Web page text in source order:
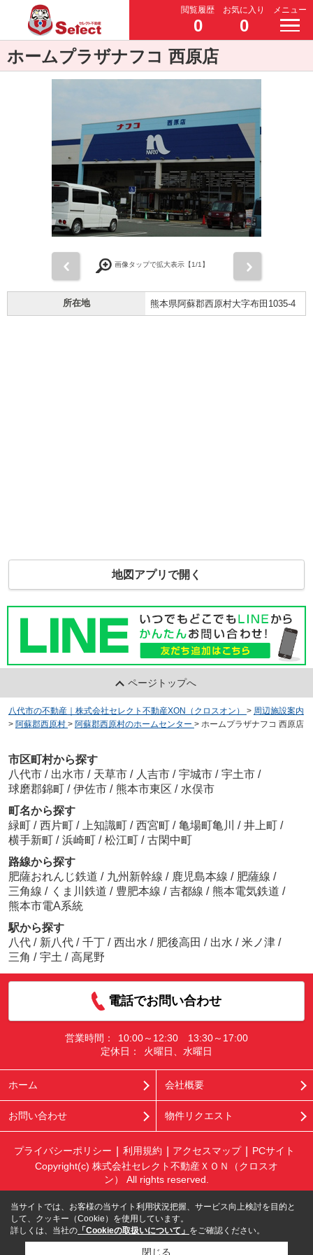
閲覧履歴
0
お気に入り
0
メニュー
ホームプラザナフコ 西原店
画像タップで拡大表示【1/1】
所在地 熊本県阿蘇郡西原村大字布田1035-4
地図アプリで開く
ページトップへ
八代市の不動産｜株式会社セレクト不動産XON（クロスオン） > 周辺施設案内
> 阿蘇郡西原村 > 阿蘇郡西原村のホームセンター > ホームプラザナフコ 西原店
市区町村から探す
八代市 / 出水市 / 天草市 / 人吉市 / 宇城市 / 宇土市 /
球磨郡錦町 / 伊佐市 / 熊本市東区 / 水俣市
町名から探す
緑町 / 西片町 / 上知識町 / 西宮町 / 亀場町亀川 / 井上町 /
横手新町 / 浜崎町 / 松江町 / 古閑中町
路線から探す
肥薩おれんじ鉄道 / 九州新幹線 / 鹿児島本線 / 肥薩線 /
三角線 / くま川鉄道 / 豊肥本線 / 吉都線 / 熊本電気鉄道 /
熊本市電A系統
駅から探す
八代 / 新八代 / 千丁 / 西出水 / 肥後高田 / 出水 / 米ノ津 /
三角 / 宇土 / 高尾野
電話でお問い合わせ
営業時間：
10:00～12:30 13:30～17:00
定休日：
火曜日、水曜日
ホーム 会社概要
お問い合わせ 物件リクエスト
プライバシーポリシー 利用規約 アクセスマップ
PCサイト
Copyright(c) 株式会社セレクト不動産ＸＯＮ（クロスオ
ン） All rights reserved.
当サイトでは、お客様の当サイト利用状況把握、サービス向上検討を目的と
して、クッキー（Cookie）を使用しています。
詳しくは、当社の 「Cookieの取扱いについて」 をご確認ください。
閉じる